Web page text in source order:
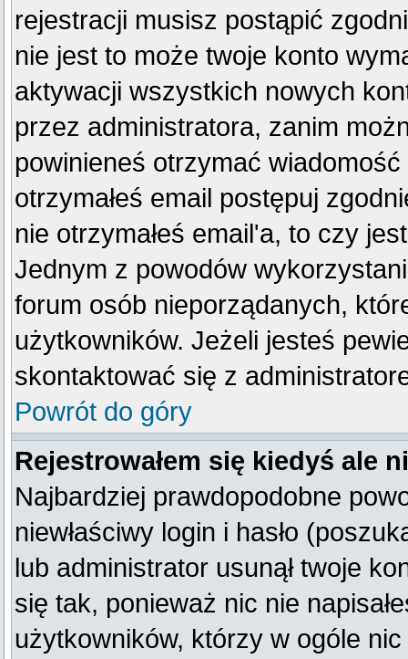
rejestracji musisz postąpić
nie jest to może twoje konto
aktywacji wszystkich nowych
przez administratora, zanim
powinieneś otrzymać
otrzymałeś email postępuj
nie otrzymałeś email'a, to czy
Jednym z powodów
forum osób nieporządanych,
użytkowników. Jeżeli jesteś
skontaktować się z
Powrót do góry
Rejestrowałem się kiedyś ale
Najbardziej prawdopodobne
niewłaściwy login i hasło
lub administrator usunął twoje
się tak, ponieważ nic nie
użytkowników, którzy w ogóle